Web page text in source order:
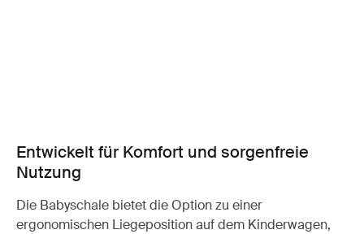
Entwickelt für Komfort und sorgenfreie
Nutzung
Die Babyschale bietet die Option zu einer
ergonomischen Liegeposition auf dem Kinderwagen,